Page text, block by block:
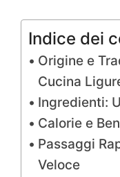
Indice dei
Origine e
Cucina
Ingredienti:
Calorie e
Passaggi
Veloce